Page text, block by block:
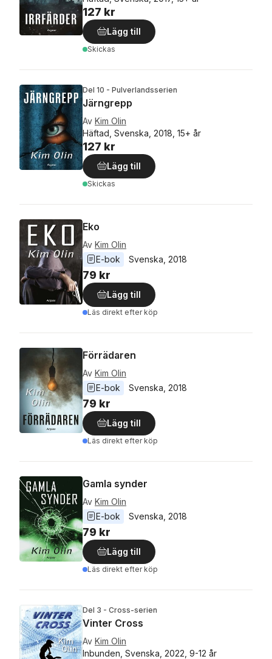
127 kr
Lägg till
Skickas
Del 10 - Pulverlandsserien
Järngrepp
Av Kim Olin
Häftad, Svenska, 2018, 15+ år
127 kr
Lägg till
Skickas
Eko
Av Kim Olin
E-bok
Svenska 2018
79 kr
Lägg till
Läs direkt efter köp
Förrädaren
Av Kim Olin
E-bok
Svenska 2018
79 kr
Lägg till
Läs direkt efter köp
Gamla synder
Av Kim Olin
E-bok
Svenska 2018
79 kr
Lägg till
Läs direkt efter köp
Del 3 - Cross-serien
Vinter Cross
Av Kim Olin
Inbunden, Svenska, 2022, 9-12 år